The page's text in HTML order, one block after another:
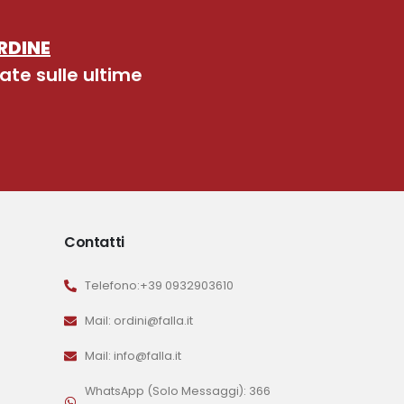
sulle ultime
Contatti
Telefono:+39 0932903610
Mail: ordini@falla.it
Mail: info@falla.it
WhatsApp (Solo Messaggi): 366